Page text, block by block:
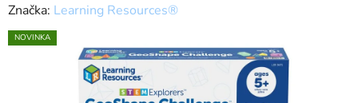
hodnocení
produktu
Značka: Learning Resources®
NOVINKA